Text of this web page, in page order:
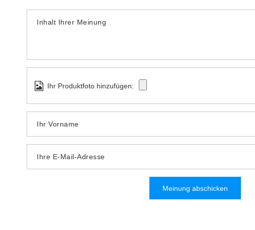
Inhalt Ihrer Meinung
Ihr Produktfoto hinzufügen:
Ihr Vorname
Ihre E-Mail-Adresse
Meinung abschicken